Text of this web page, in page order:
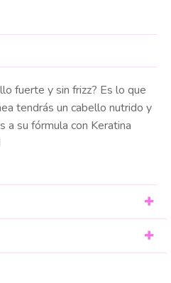
actual
$ 17.000.
fuerte y sin frizz? Es lo que
tendrás un cabello nutrido y
a su fórmula con Keratina